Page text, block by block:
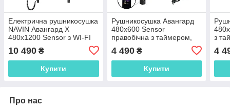
Електрична рушникосушка
NAVIN Авангард X
480х1200 Sensor з WI-FI
10 490 ₴
Купити
Рушникосушка Авангард
480х600 Sensor
правобічна з таймером,
чорний муар 12-228053-
4860
4 490₴
Купити
з
4
Про нас